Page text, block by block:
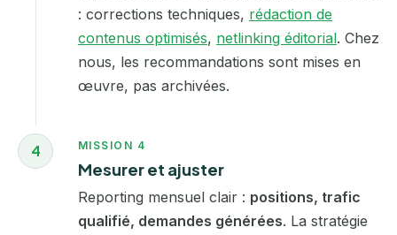
: corrections techniques, rédaction de
contenus optimisés, netlinking éditorial. Chez
nous, les recommandations sont mises en
œuvre, pas archivées.
4 MISSION 4
Mesurer et ajuster
Reporting mensuel clair : positions, trafic
qualifié, demandes générées. La stratégie